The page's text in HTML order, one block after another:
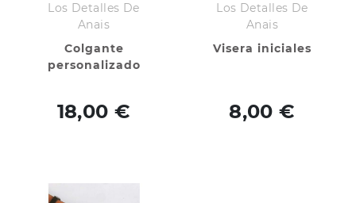
Los Detalles De
Anais
Colgante
personalizado
18,00 €
Los Detalles De
Anais
Visera iniciales
8,00 €